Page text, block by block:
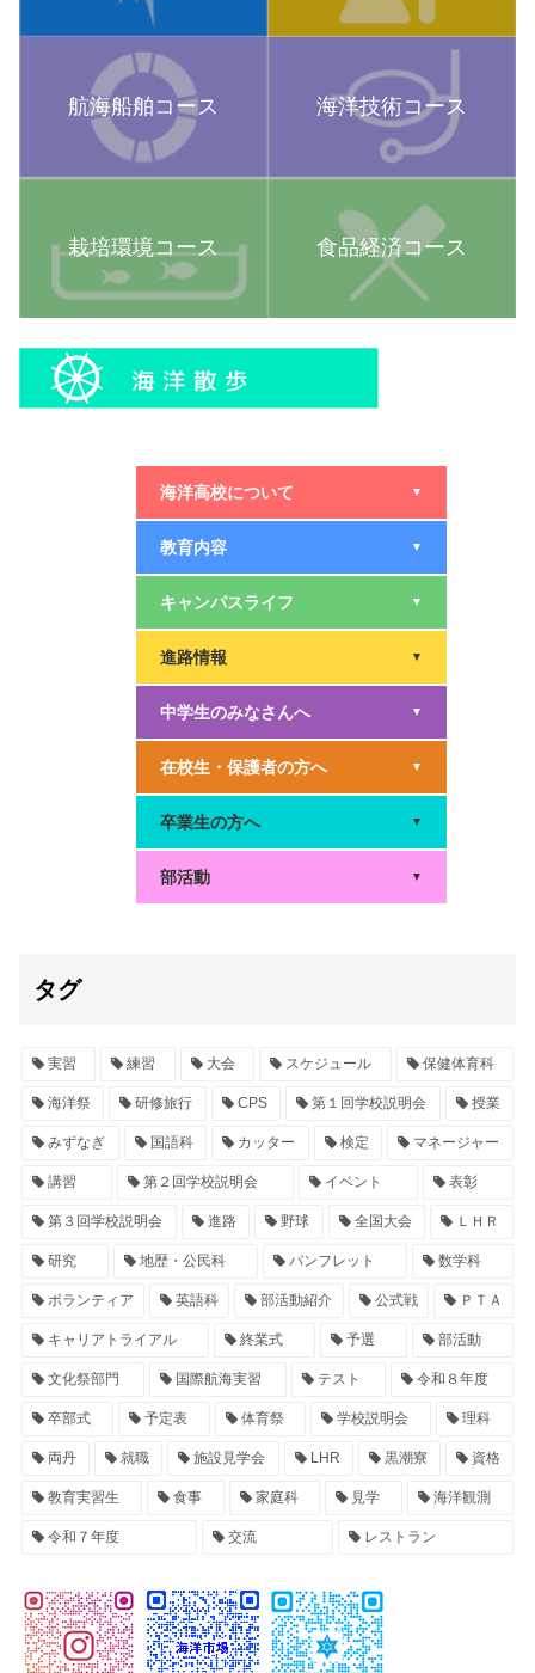
航海船舶コース 海洋技術コース
栽培環境コース 食品経済コース
海洋高校について ▼
教育内容 ▼
キャンパスライフ ▼
進路情報 ▼
中学生のみなさんへ ▼
在校生・保護者の方へ ▼
卒業生の方へ ▼
部活動 ▼
タグ
実習 練習 大会 スケジュール 保健体育科
海洋祭 研修旅行 CPS 第１回学校説明会 授業
みずなぎ 国語科 カッター 検定 マネージャー
講習 第２回学校説明会 イベント 表彰
第３回学校説明会 進路 野球 全国大会 ＬＨＲ
研究 地歴・公民科 パンフレット 数学科
ボランティア 英語科 部活動紹介 公式戦 ＰＴＡ
キャリアトライアル 終業式 予選 部活動
文化祭部門 国際航海実習 テスト 令和８年度
卒部式 予定表 体育祭 学校説明会 理科
両丹 就職 施設見学会 LHR 黒潮寮 資格
教育実習生 食事 家庭科 見学 海洋観測
令和７年度 交流 レストラン